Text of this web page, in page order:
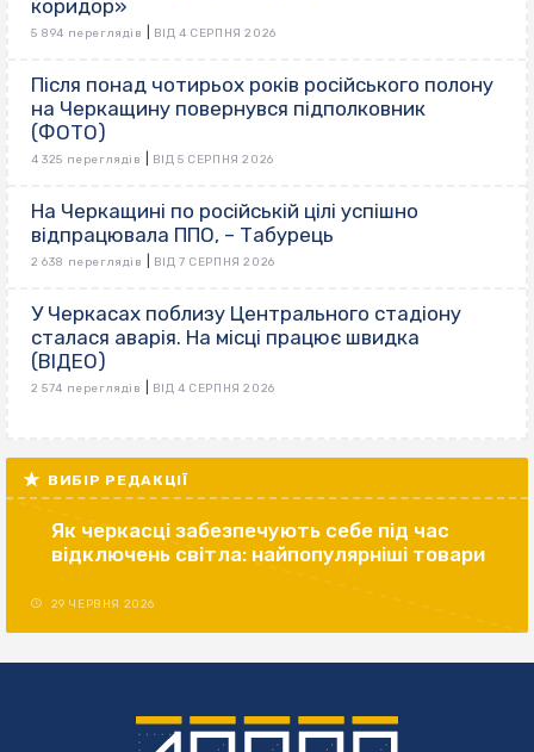
коридор»
5 894 переглядів ВІД 4 СЕРПНЯ 2026
Після понад чотирьох років російського полону
на Черкащину повернувся підполковник
(ФОТО)
4 325 переглядів ВІД 5 СЕРПНЯ 2026
На Черкащині по російській цілі успішно
відпрацювала ППО, – Табурець
2 638 переглядів ВІД 7 СЕРПНЯ 2026
У Черкасах поблизу Центрального стадіону
сталася аварія. На місці працює швидка
(ВІДЕО)
2 574 переглядів ВІД 4 СЕРПНЯ 2026
ВИБІР РЕДАКЦІЇ
Як черкасці забезпечують себе під час
відключень світла: найпопулярніші товари
29 ЧЕРВНЯ 2026